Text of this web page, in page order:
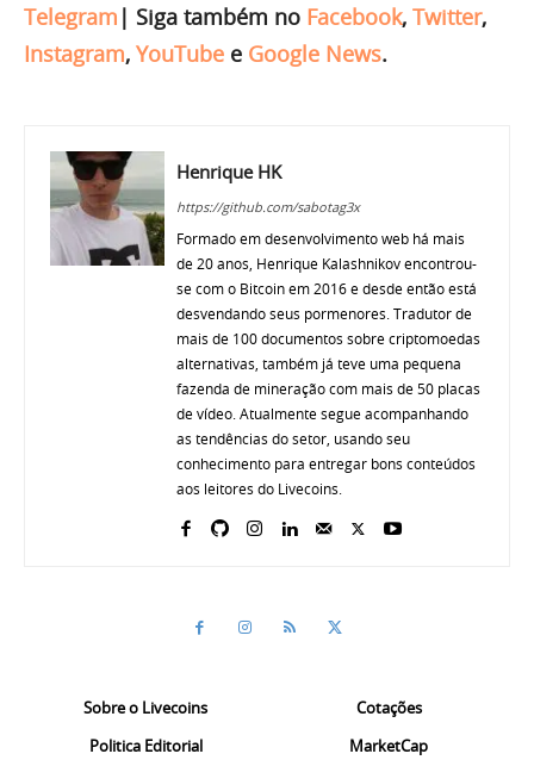
Telegram | Siga também no Facebook, Twitter,
Instagram, YouTube e Google News.
Henrique HK
https://github.com/sabotag3x
Formado em desenvolvimento web há mais
de 20 anos, Henrique Kalashnikov encontrou-
se com o Bitcoin em 2016 e desde então está
desvendando seus pormenores. Tradutor de
mais de 100 documentos sobre criptomoedas
alternativas, também já teve uma pequena
fazenda de mineração com mais de 50 placas
de vídeo. Atualmente segue acompanhando
as tendências do setor, usando seu
conhecimento para entregar bons conteúdos
aos leitores do Livecoins.
Sobre o Livecoins
Politica Editorial
Cotações
MarketCap